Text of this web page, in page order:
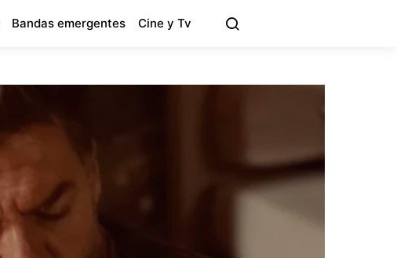
Bandas emergentes Cine y Tv